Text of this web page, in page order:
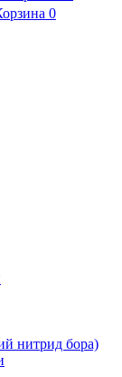
0
нитрид бора)